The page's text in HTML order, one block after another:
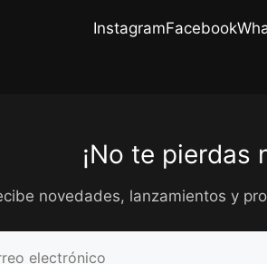
InstagramFacebook
¡No te pierdas
novedades, lanzamientos y